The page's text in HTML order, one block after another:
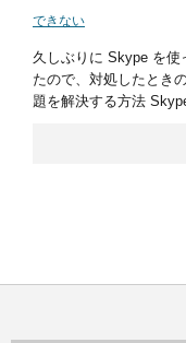
できない
久しぶりに Skype を使
たので、対処したとき
題を解決する方法